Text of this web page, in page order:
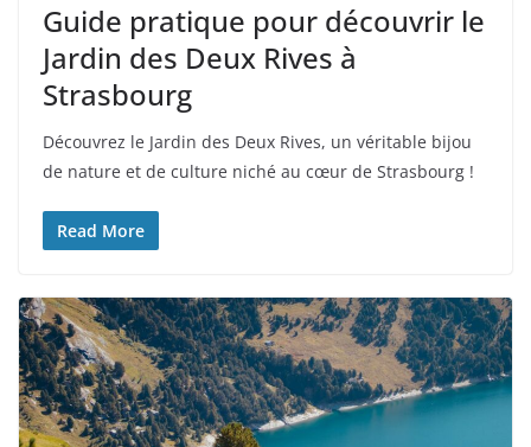
Guide pratique pour découvrir le
Jardin des Deux Rives à
Strasbourg
Découvrez le Jardin des Deux Rives, un véritable bijou
de nature et de culture niché au cœur de Strasbourg !
Read More